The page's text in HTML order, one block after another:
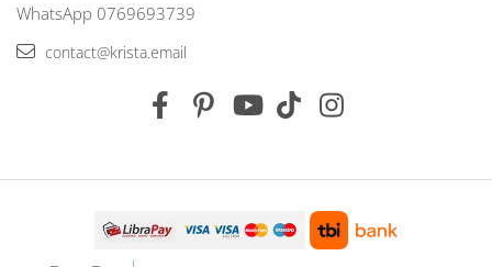
WhatsApp 0769693739
contact@krista.email